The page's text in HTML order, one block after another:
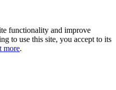
functionality and improve
to use this site, you accept to its
more.